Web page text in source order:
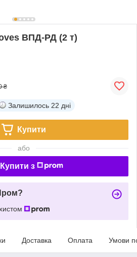
ВПД-РД (2 т)
₴
Залишилось 22 дні
Купити
або
Купити з
Доставка Оплата Умови